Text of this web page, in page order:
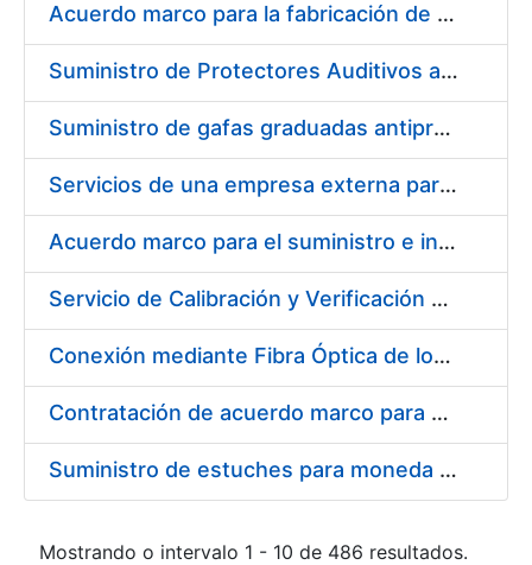
Acuerdo marco para la fabricación de piezas
Suministro de Protectores Auditivos a medida para las personas trabajadoras de los Centros de Trabajo de Madrid y Burgos
Suministro de gafas graduadas antiproyecciones para los trabajadores de la FNMT-RCM en los centros de trabajo de Madrid y Burgos
Servicios de una empresa externa para el asesoramiento y resolución de los recursos de alzada que se presentan relacionados con procesos de selección para la FNMT-RCM
Acuerdo marco para el suministro e instalación de persianas, estores y otros complementos
Servicio de Calibración y Verificación Externa de los Equipos de Medición del Servicio de Prevención de la FNMT-RCM
Conexión mediante Fibra Óptica de los Centros de Proceso de Datos (CPDs) de las sedes de la FNMT-RCM de Burgos y Madrid
Contratación de acuerdo marco para el Suministro de Material de Electricidad para la Fábrica Nacional de Moneda y Timbre-Real Casa de la Moneda en su centro de trabajo de Burgos
Suministro de estuches para moneda de 30 €
Mostrando o intervalo 1 - 10 de 486 resultados.